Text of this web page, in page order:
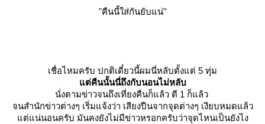
"คืนนี้ใส่กันยับแน่"
เชื่อไหมครับ ปกติเดี๋ยวนี้ผมนี่หลับตั้งแต่ 5 ทุ่ม
ต่คืนนั้นนี่ถึงกับนอนไม่หลับ
นั่งตามข่าวจนถึงเที่ยงคืนก็แล้ว ตี 1 ก็แล้ว
จนสำนักข่าวต่างๆ เริ่มแจ้งว่า เสียงปืนจากจุดต่างๆ เงียบหมดแล้ว
ต่แน่นอนครับ มันคงยังไม่มีข่าวหรอกครับว่าจุดไหนเป็นยังไง